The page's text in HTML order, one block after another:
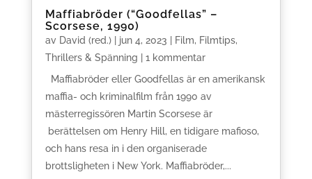
Maffiabröder (“Goodfellas” –
Scorsese, 1990)
av David (red.)| jun 4, 2023 Film, Filmtips,
Thrillers & Spänning | 1 kommentar
Maffiabröder eller Goodfellas är en amerikansk
maffia- och kriminalfilm från 1990 av
mästerregissören Martin Scorsese är
berättelsen om Henry Hill, en tidigare mafioso,
och hans resa in i den organiserade
brottsligheten i New York. Maffiabröder,...